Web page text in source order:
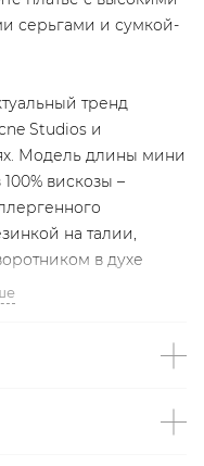
серьгами и сумкой-
тренд
Studios и
Модель длины мини
вискозы –
на талии,
в духе